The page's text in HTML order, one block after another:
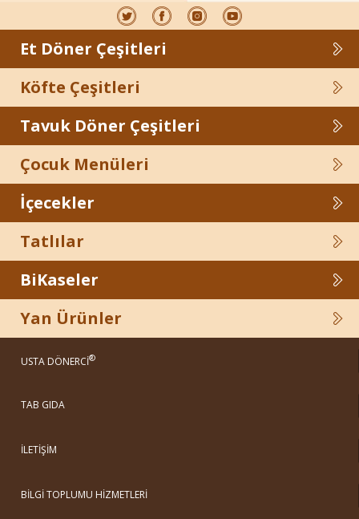
Et Döner Çeşitleri
Köfte Çeşitleri
Tavuk Döner Çeşitleri
Çocuk Menüleri
İçecekler
Tatlılar
BiKaseler
Yan Ürünler
USTA DÖNERCİ®
TAB GIDA
İLETİŞİM
BİLGİ TOPLUMU HİZMETLERİ